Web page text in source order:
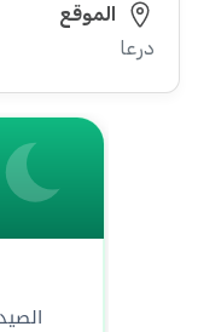
الموقع
درعا